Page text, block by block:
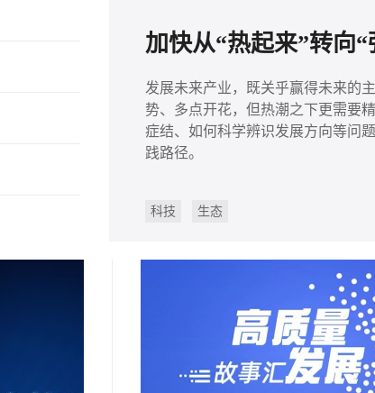
加快从“热起来”转向“
发展未来产业，既关乎赢得未来的
势、多点开花，但热潮之下更需要
症结、如何科学辨识发展方向等问
践路径。
科技 生态